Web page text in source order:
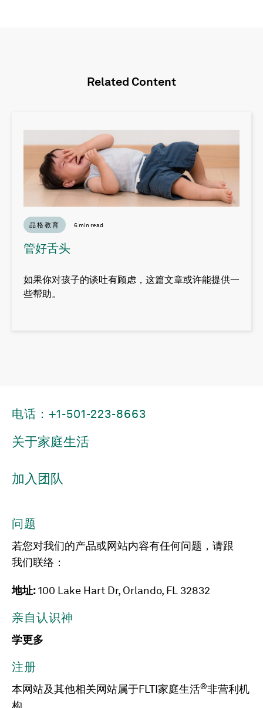
Related Content
品格教育 6 min read
管好舌头
如果你对孩子的谈吐有顾虑，这篇文章或许能提供一
些帮助。
电话：+1-501-223-8663
关于家庭生活
加入团队
问题
若您对我们的产品或网站内容有任何问题，请跟
我们联络：
地址:100 Lake Hart Dr, Orlando, FL 32832
亲自认识神
学更多
注册
本网站及其他相关网站属于FLTI家庭生活®非营利机